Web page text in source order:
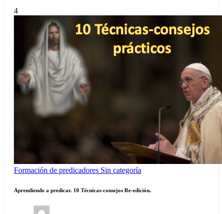
4
Formación de predicadores Sin categoría
Aprendiendo a predicar. 10 Técnicas-consejos Re-edición.